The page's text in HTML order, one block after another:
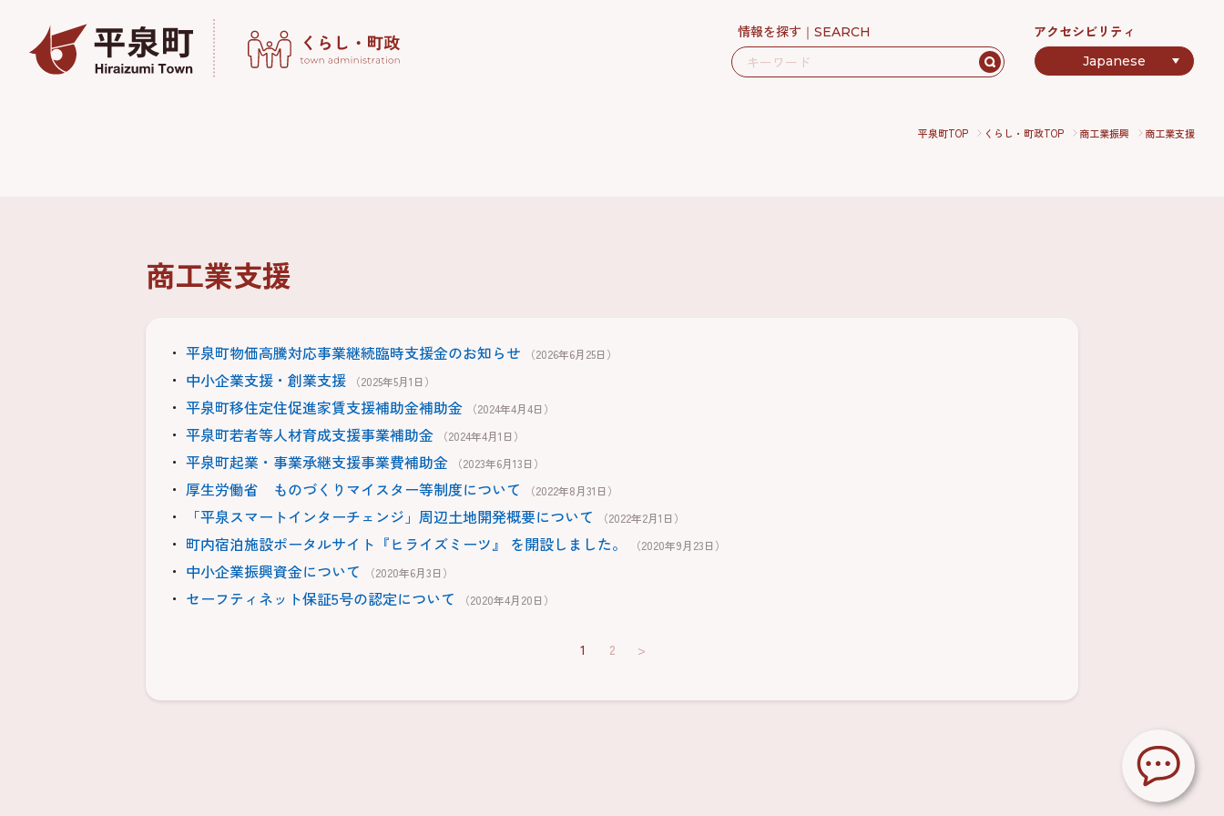
情報を探す SEARCH アクセシビリティ
平泉町TOP くらし・町政TOP 商工業振興 商工業支援
商工業支援
平泉町物価高騰対応事業継続臨時支援金のお知らせ （2026年6月25日）
中小企業支援・創業支援 （2025年5月1日）
平泉町移住定住促進家賃支援補助金補助金 （2024年4月4日）
平泉町若者等人材育成支援事業補助金 （2024年4月1日）
平泉町起業・事業承継支援事業費補助金 （2023年6月13日）
厚生労働省 ものづくりマイスター等制度について （2022年8月31日）
「平泉スマートインターチェンジ」周辺土地開発概要について （2022年2月1日）
町内宿泊施設ポータルサイト『ヒライズミーツ』 を開設しました。 （2020年9月23日）
中小企業振興資金について （2020年6月3日）
セーフティネット保証5号の認定について （2020年4月20日）
1 2 >